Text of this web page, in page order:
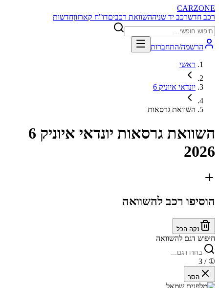
CARZONE
רכב חדשרכב יד שניההשוואת רכביםדו"ח קארזוןחדשות
הרשמה/התחברות
ראשי
יונדאי איוניק 6
השוואת גרסאות
השוואת גרסאות
יונדאי איוניק 6
2026
הוסיפו רכב להשוואה
נקה הכל
חיפוש דגם להשוואה
①
/ 3
הסר